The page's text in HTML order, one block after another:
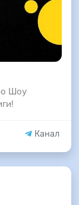
Шоу
Канал